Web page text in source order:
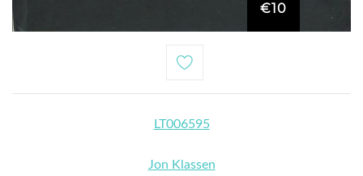
€10
LT006595
Jon Klassen